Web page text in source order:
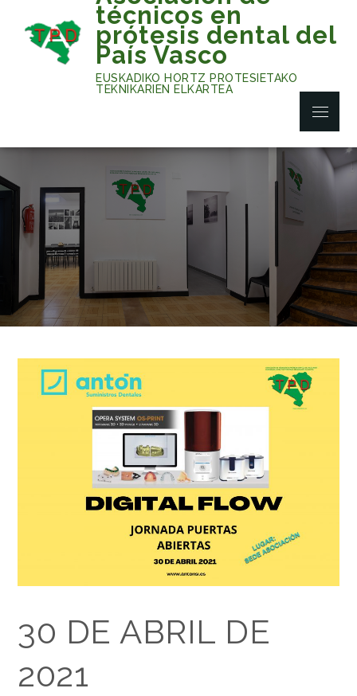
content
técnicos en
prótesis dental del
País Vasco
EUSKADIKO HORTZ PROTESIETAKO
TEKNIKARIEN ELKARTEA
Menu
30 DE ABRIL DE
2021